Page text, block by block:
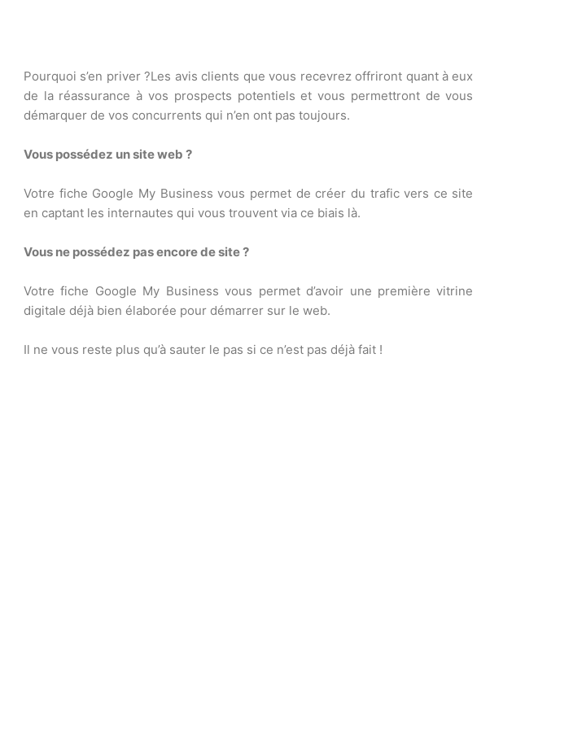
Pourquoi s’en priver ?Les avis clients que vous recevrez offriront quant à eux
de la réassurance à vos prospects potentiels et vous permettront de vous
démarquer de vos concurrents qui n’en ont pas toujours.
Vous possédez un site web ?
Votre fiche Google My Business vous permet de créer du trafic vers ce site
en captant les internautes qui vous trouvent via ce biais là.
Vous ne possédez pas encore de site ?
Votre fiche Google My Business vous permet d’avoir une première vitrine
digitale déjà bien élaborée pour démarrer sur le web.
Il ne vous reste plus qu’à sauter le pas si ce n’est pas déjà fait !